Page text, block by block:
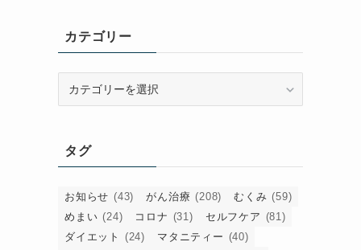
ブカテゴリー
ータグ
お知らせ (43) がん治療 (208) むくみ (59)
めまい (24) コロナ (31) セルフケア (81)
ダイエット
(24) マタニティー (40)